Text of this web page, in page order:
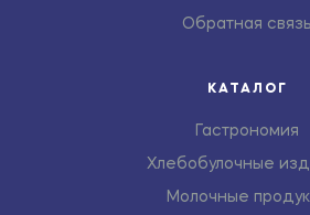
Обратная связь
КАТАЛОГ
Гастрономия
Хлебобулочные
Молочные